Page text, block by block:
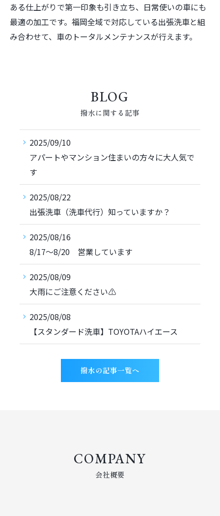
ある仕上がりで第一印象も引き立ち、日常使いの車にも
最適の加工です。福岡全域で対応している出張洗車と組
み合わせて、車のトータルメンテナンスが行えます。
BLOG
撥水に関する記事
2025/09/10
アパートやマンション住まいの方々に大人気で
す
2025/08/22
出張洗車（洗車代行）知っていますか？
2025/08/16
8/17～8/20 営業しています
2025/08/09
大雨にご注意ください⚠️
2025/08/08
【スタンダード洗車】TOYOTAハイエース
撥水の記事一覧へ
会社概要
COMPANY